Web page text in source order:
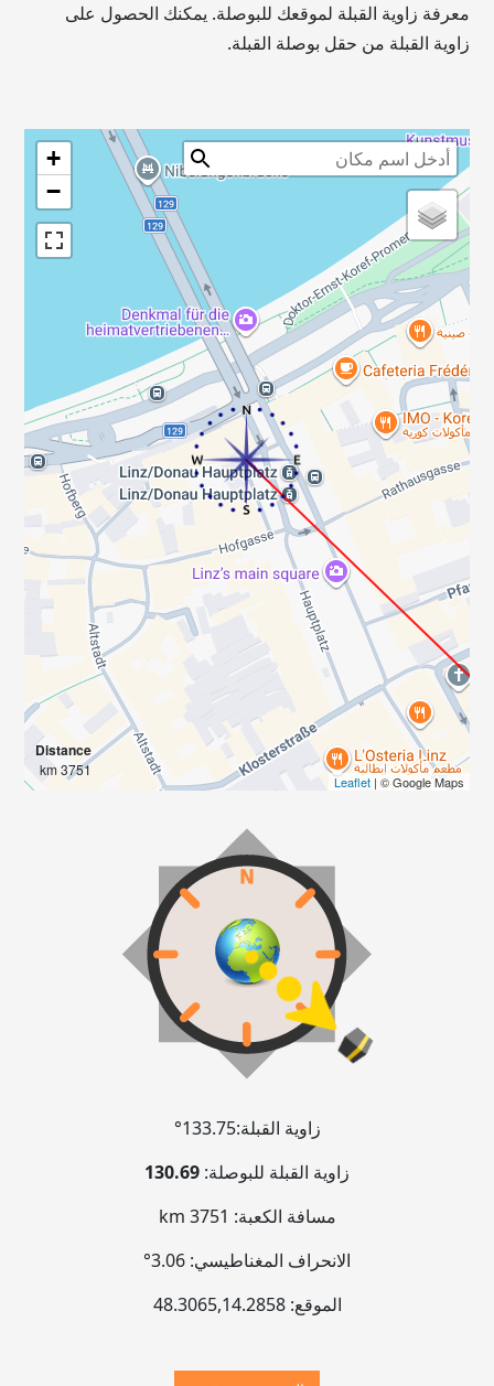
معرفة زاوية القبلة لموقعك للبوصلة. يمكنك الحصول على
زاوية القبلة من حقل بوصلة القبلة.
+
−
Distance
3751 km
Leaflet| © Google Maps
زاوية القبلة:133.75°
زاوية القبلة للبوصلة: 130.69
مسافة الكعبة: 3751 km
الانحراف المغناطيسي: 3.06°
الموقع:
48.3065,14.2858